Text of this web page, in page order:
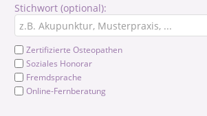
Stichwort (optional):
Zertifizierte Osteopathen
Soziales Honorar
Fremdsprache
Online-Fernberatung